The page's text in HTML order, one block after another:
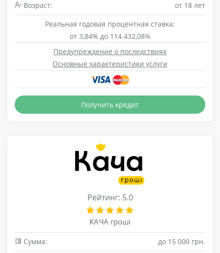
Возраст:
от 18 лет
Реальная годовая процентная ставка:
от 3,84% до 114 432,08%
Предупреждение о последствиях
Основные характеристики услуги
Получить кредит
Рейтинг: 5.0
КАЧА гроші
Сумма:
до 15 000 грн.